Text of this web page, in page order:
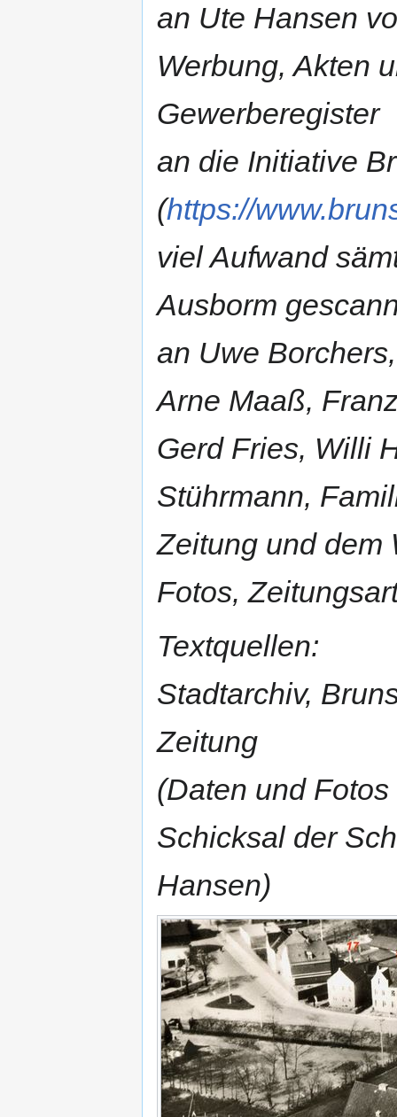
an Ute Hansen
Werbung, Akten
Gewerberegister
an die Initiative
(https://
viel Aufwand
Ausborm
an Uwe
Arne Maaß,
Gerd Fries, Willi
Stührmann,
Zeitung und dem
Fotos,
Textquellen:
Stadtarchiv,
Zeitung
(Daten und
Schicksal der
Hansen)